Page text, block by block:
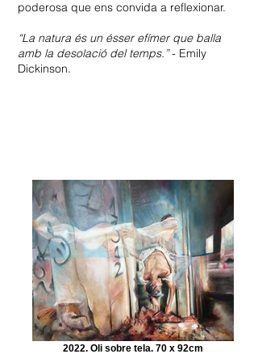
poderosa que ens convida a reflexionar.
“La natura és un ésser efímer que balla
amb la desolació del temps.”- Emily
Dickinson.
2022. Oli sobre tela. 70 x 92cm